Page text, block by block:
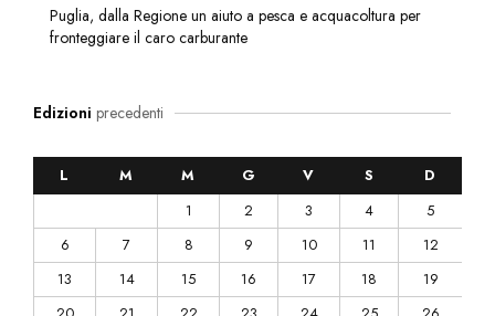
Puglia, dalla Regione un aiuto a pesca e acquacoltura per
fronteggiare il caro carburante
Edizioni precedenti
L M M G V S
D
1
2 3 4
5
6
7 8 9 10 11
12
13
14 15 16 17 18
19